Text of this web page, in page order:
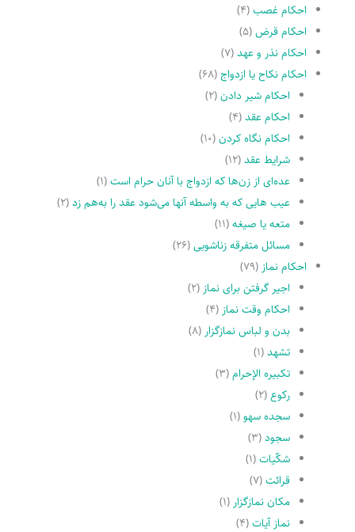
احکام غصب(۴)
احکام قرض(۵)
احکام نذر و عهد(۷)
احکام نکاح یا ازدواج(۶۸)
احکام شیر دادن(۲)
احکام عقد(۴)
احکام نگاه کردن(۱۰)
شرایط عقد(۱۲)
عده‌اى از زن‌ها که ازدواج با آنان حرام است(۱)
عیب هایى که به واسطه آنها مى‌شود عقد را به‌هم زد(۲)
متعه یا صیغه(۱۱)
مسائل متفرقه زناشویى(۲۶)
احکام نماز (۷۹)
اجیر گرفتن براى نماز (۲)
احکام وقت نماز (۴)
بدن و لباس نمازگزار (۸)
تشهد(۱)
تکبیره الإحرام(۳)
رکوع(۲)
سجده سهو(۱)
سجود(۳)
شکّیات(۱)
قرائت(۷)
مکان نمازگزار (۱)
نماز آیات(۴)